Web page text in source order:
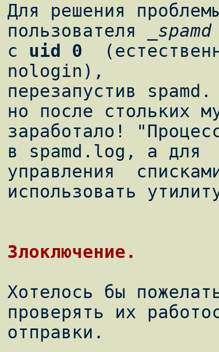
Для решения
пользователя
_spamd
с uid 0
nologin),
перезапустив
но после стольких
заработало!
в spamd.log, а для
управления
использовать
Хотелось бы
проверять их
отправки.